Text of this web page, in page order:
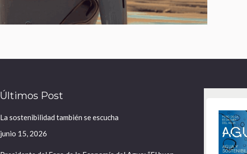
Últimos Post
La sostenibilidad también se escucha
junio 15, 2026